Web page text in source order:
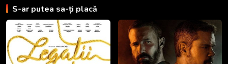
S-ar putea sa-ți placă